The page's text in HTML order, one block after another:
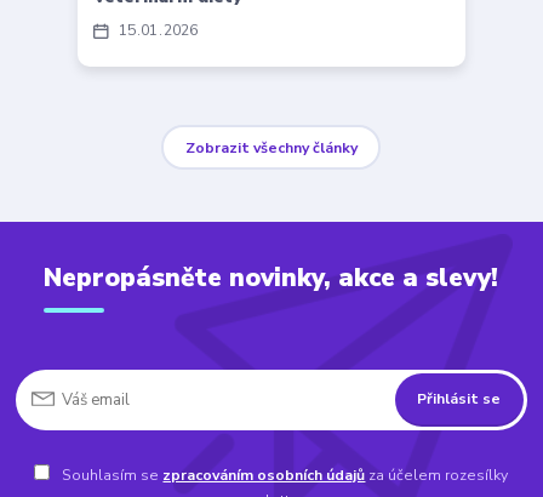
15 01 2026
Zobrazit všechny články
Nepropásněte novinky, akce a slevy!
Přihlásit se
Souhlasím se zpracováním osobních údajů za účelem rozesílky